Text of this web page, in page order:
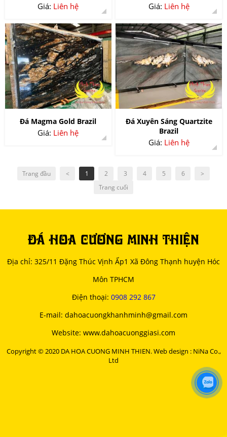
Giá: Liên hệ Giá: Liên hệ
Đá Magma Gold Brazil
Giá: Liên hệ
Đá Xuyên Sáng Quartzite
Brazil
Giá: Liên hệ
Trang đầu < 1 2 3 4 5 6
>
Trang cuối
ĐÁ HOA CƯƠNG MINH THIỆN
Địa chỉ: 325/11 Đặng Thúc Vịnh Ấp1 Xã Đông Thạnh huyện Hóc
Môn TPHCM
Điện thoại: 0908 292 867
E-mail: dahoacuongkhanhminh@gmail.com
Website: www.dahoacuonggiasi.com
Copyright © 2020 DA HOA CUONG MINH THIEN. Web design : NiNa Co.,
Ltd